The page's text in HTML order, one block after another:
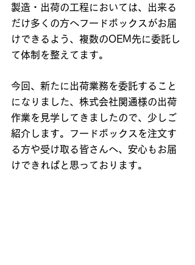
製造・出荷の工程においては、出来る
だけ多くの方へフードボックスがお届
けできるよう、複数のOEM先に委託し
て体制を整えてます。
今回、新たに出荷業務を委託すること
になりました、株式会社関通様の出荷
作業を見学してきましたので、少しご
紹介します。フードボックスを注文す
る方や受け取る皆さんへ、安心もお届
けできればと思っております。